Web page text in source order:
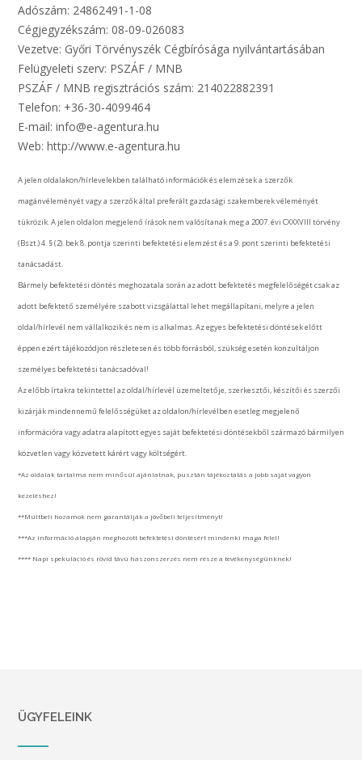
Adószám: 24862491-1-08
Cégjegyzékszám: 08-09-026083
Vezetve: Győri Törvényszék Cégbírósága nyilvántartásában
Felügyeleti szerv: PSZÁF / MNB
PSZÁF / MNB regisztrációs szám: 214022882391
Telefon: +36-30-4099464
E-mail: info@e-agentura.hu
Web: http://www.e-agentura.hu
A jelen oldalakon/hírlevelekben található információk és elemzések a szerzők
magánvéleményét vagy a szerzők által preferált gazdasági szakemberek véleményét
tükrözik. A jelen oldalon megjelenő írások nem valósítanak meg a 2007. évi CXXXVIII törvény
(Bszt.) 4. § (2). bek 8. pontja szerinti befektetési elemzést és a 9. pont szerinti befektetési
tanácsadást.
Bármely befektetési döntés meghozatala során az adott befektetés megfelelőségét csak az
adott befektető személyére szabott vizsgálattal lehet megállapítani, melyre a jelen
oldal/hírlevél nem vállalkozik és nem is alkalmas. Az egyes befektetési döntések előtt
éppen ezért tájékozódjon részletesen és több forrásból, szükség esetén konzultáljon
személyes befektetési tanácsadóval!
Az előbb írtakra tekintettel az oldal/hírlevél üzemeltetője, szerkesztői, készítői és szerzői
kizárják mindennemű felelősségüket az oldalon/hírlevélben esetleg megjelenő
információra vagy adatra alapított egyes saját befektetési döntésekből származó bármilyen
közvetlen vagy közvetett kárért vagy költségért.
*Az oldalak tartalma nem minősül ajánlatnak, pusztán tájékoztatás a jobb saját vagyon
kezeléshez!
**Múltbeli hozamok nem garantálják a jövőbeli teljesítményt!
***Az információ alapján meghozott befektetési döntésért mindenki maga felel!
**** Napi spekuláció és rövid távú haszonszerzés nem része a tevékenységünknek!
ÜGYFELEINK